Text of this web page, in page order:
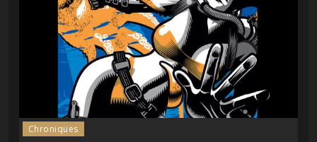
Chroniques